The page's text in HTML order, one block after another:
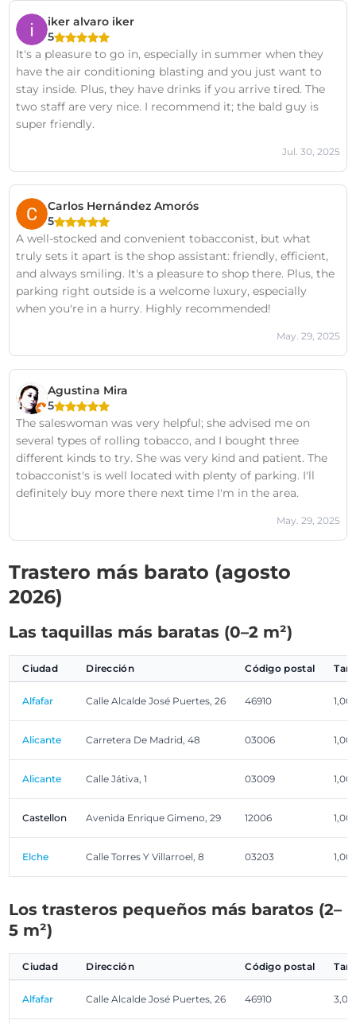
iker alvaro iker
5
It's a pleasure to go in, especially in summer when they
have the air conditioning blasting and you just want to
stay inside. Plus, they have drinks if you arrive tired. The
two staff are very nice. I recommend it; the bald guy is
super friendly.
Jul. 30, 2025
Carlos Hernández Amorós
5
A well-stocked and convenient tobacconist, but what
truly sets it apart is the shop assistant: friendly, efficient,
and always smiling. It's a pleasure to shop there. Plus, the
parking right outside is a welcome luxury, especially
when you're in a hurry. Highly recommended!
May. 29, 2025
Agustina Mira
5
The saleswoman was very helpful; she advised me on
several types of rolling tobacco, and I bought three
different kinds to try. She was very kind and patient. The
tobacconist's is well located with plenty of parking. I'll
definitely buy more there next time I'm in the area.
May. 29, 2025
Trastero más barato (agosto
2026)
Las taquillas más baratas (0–2 m²)
Ciudad Dirección Código postal
Alfafar Calle Alcalde José Puertes, 26 46910 1,00
Alicante Carretera De Madrid, 48 03006 1,00
Alicante Calle Játiva, 1 03009 1,00
Castellon Avenida Enrique Gimeno, 29 12006 1,00
Elche Calle Torres Y Villarroel, 8 03203 1,00
Los trasteros pequeños más baratos (2–
5 m²)
Ciudad Dirección Código postal
Alfafar Calle Alcalde José Puertes, 26 46910